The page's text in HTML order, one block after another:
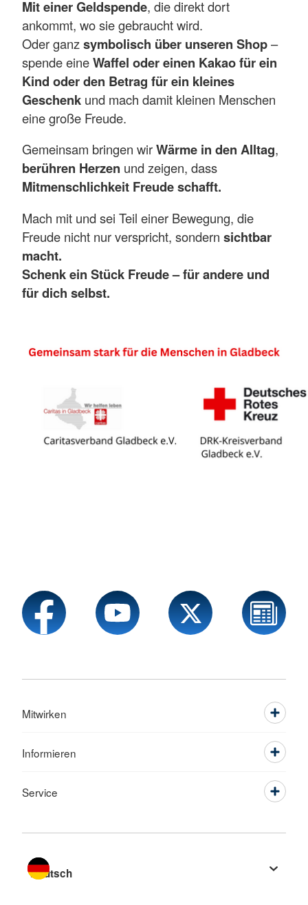
Mit einer Geldspende, die direkt dort
ankommt, wo sie gebraucht wird.
Oder ganzsymbolisch über unseren Shop–
spende eineWaffel oder einen Kakao für ein
Kind oder den Betrag für ein kleines
Geschenk und mach damit kleinen Menschen
eine große Freude.
Gemeinsam bringen wirWärme in den Alltag,
berühren Herzen und zeigen, dass
Mitmenschlichkeit Freude schafft.
Mach mit und sei Teil einer Bewegung, die
Freude nicht nur verspricht, sondern sichtbar
macht.
Schenk ein Stück Freude – für andere und
für dich selbst.
Mitwirken
Informieren
Service
Sprache wechseln zu